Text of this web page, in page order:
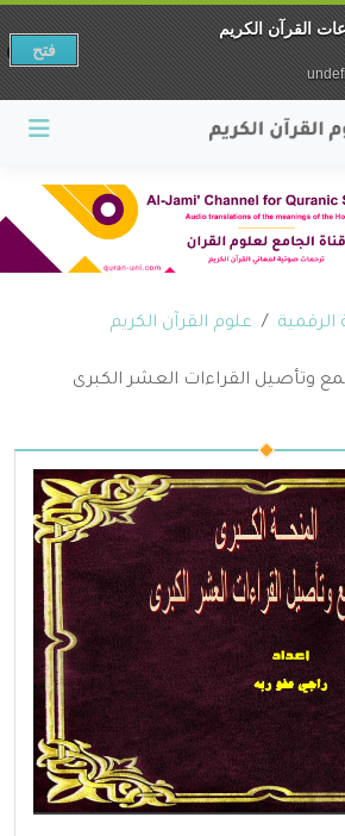
الرقمية
علوم القرآن الكريم
وتأصيل القراءات العشر الكبرى
القرآن الكريم
فتح